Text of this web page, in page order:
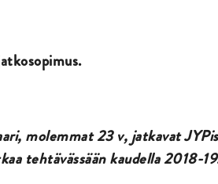
molemmat 23 v, jatkavat
tehtävässään kaudella 2018-